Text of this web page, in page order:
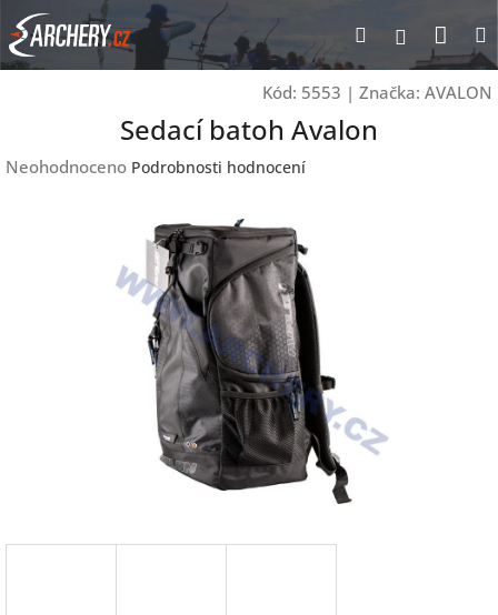
Přejít
na
obsah
Hledat
Kód: 5553 | Značka: AVALON
Sedací batoh Avalon
Průměrné
Neohodnoceno Podrobnosti hodnocení